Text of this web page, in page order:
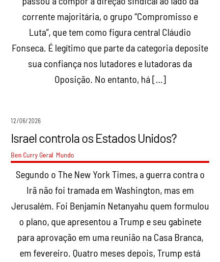
corrente majoritária, o grupo “Compromisso e
Luta”, que tem como figura central Cláudio
Fonseca. É legítimo que parte da categoria deposite
sua confiança nos lutadores e lutadoras da
Oposição. No entanto, há […]
12/06/2026
Israel controla os Estados Unidos?
Ben Curry Geral Mundo
Segundo o The New York Times, a guerra contra o
Irã não foi tramada em Washington, mas em
Jerusalém. Foi Benjamin Netanyahu quem formulou
o plano, que apresentou a Trump e seu gabinete
para aprovação em uma reunião na Casa Branca,
em fevereiro. Quatro meses depois, Trump está